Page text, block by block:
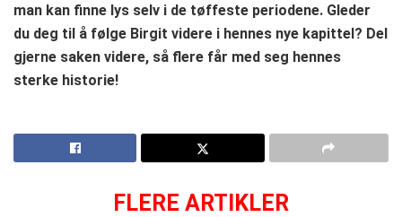
man kan finne lys selv i de tøffeste periodene. Gleder
du deg til å følge Birgit videre i hennes nye kapittel? Del
gjerne saken videre, så flere får med seg hennes
sterke historie!
FLERE ARTIKLER